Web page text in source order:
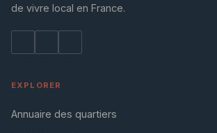
de vivre local en France.
EXPLORER
Annuaire des quartiers